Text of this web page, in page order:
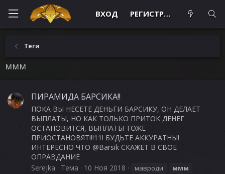
ВХОД РЕГИСТРАЦИЯ
Теги
ммм
ПИРАМИДА БАРСИКА!!
ПОКА ВЫ НЕСЕТЕ ДЕНЬГИ БАРСИКУ, ОН ДЕЛАЕТ
ВЫПЛАТЫ, НО КАК ТОЛЬКО ПРИТОК ДЕНЕГ
ОСТАНОВИТСЯ, ВЫПЛАТЫ ТОЖЕ
ПРИОСТАНОВЯТ!!!11! БУДЬТЕ АККУРАТНЫ!
ИНТЕРЕСНО ЧТО @Barsik СКАЖЕТ В СВОЕ
ОПРАВДАНИЕ
Serejka
Тема 10 Ноя 2018 мавроди
ммм